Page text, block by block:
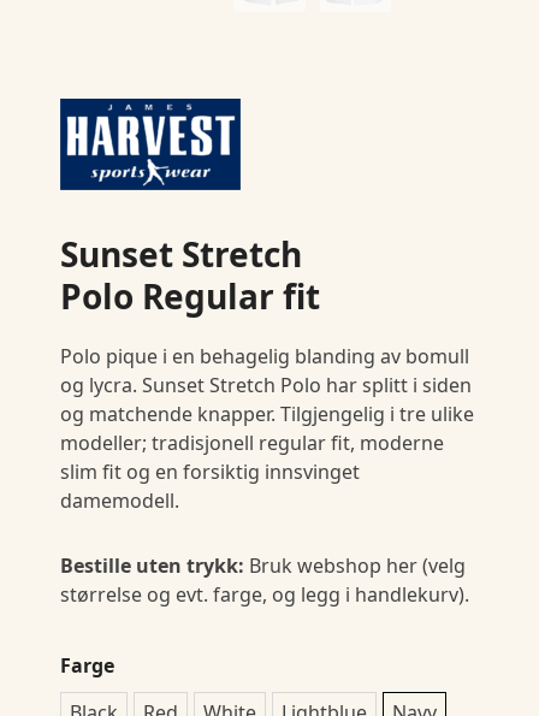
Sunset Stretch
Polo Regular fit
Polo pique i en behagelig blanding av bomull
og lycra. Sunset Stretch Polo har splitt i siden
og matchende knapper. Tilgjengelig i tre ulike
modeller; tradisjonell regular fit, moderne
slim fit og en forsiktig innsvinget
damemodell.
Bestille uten trykk: Bruk webshop her (velg
størrelse og evt. farge, og legg i handlekurv).
Farge